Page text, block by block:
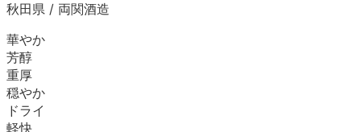
秋田県 / 両関酒造
華やか
芳醇
重厚
穏やか
ドライ
軽快